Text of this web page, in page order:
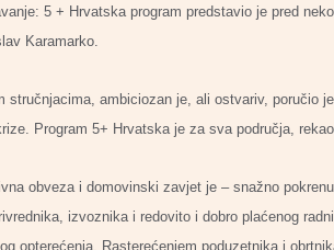
5 + Hrvatska program predstavio je pred
Karamarko.
stručnjacima, ambiciozan je, ali ostvariv, poručio
Program 5+ Hrvatska je za sva područja,
obveza i domovinski zavjet je – snažno
izvoznika i redovito i dobro plaćenog
opterećenja. Rasterećenjem poduzetnika i